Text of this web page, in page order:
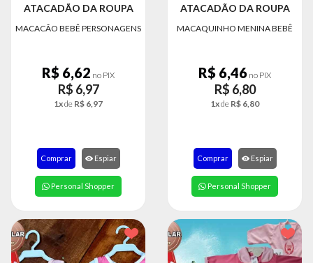
INFANTIL
MASCULINA
MODA
PRAIA
ATACADÃO DA ROUPA
MACACÃO BEBÊ PERSONAGENS
R$ 6,62 no PIX
R$ 6,97
1xde R$ 6,97
Comprar Espiar
Personal Shopper
ATACADÃO DA ROUPA
MACAQUINHO MENINA BEBÊ
R$ 6,46 no PIX
R$ 6,80
1xde R$ 6,80
Comprar Espiar
Personal Shopper